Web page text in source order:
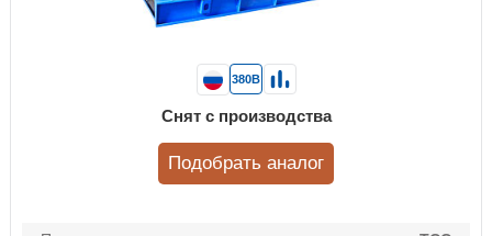
380В
Снят с производства
Подобрать аналог